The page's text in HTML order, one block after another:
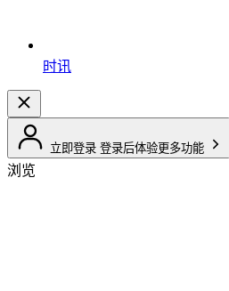
时讯
立即登录 登录后体验更多功能
浏览